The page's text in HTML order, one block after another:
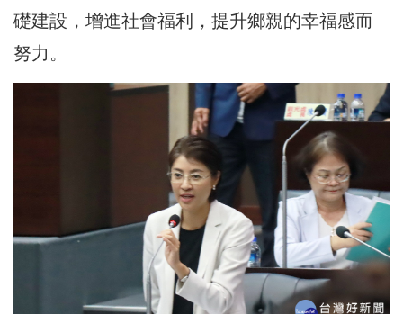
礎建設，增進社會福利，提升鄉親的幸福感而
努力。